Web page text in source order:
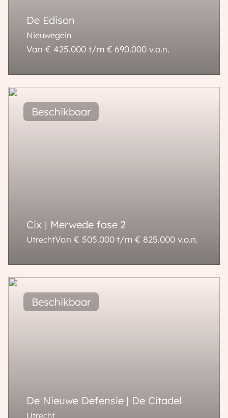
De Edison
Nieuwegein
Van € 425.000 t/m € 690.000v.o.n.
61 - 112 m² 3 - 4 kamers
Cix | Merwede fase 2
UtrechtVan € 505.000 t/m € 825.000v.o.n.
73 - 132 m² 3 - 6 kamers
De Nieuwe Defensie | De Citadel
Utrecht